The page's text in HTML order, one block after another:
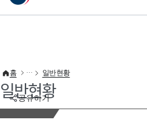
이 누리집은 대한민국 공식 전자정부 누리집입니다.
공유하기
홈 일반현황
일반현황